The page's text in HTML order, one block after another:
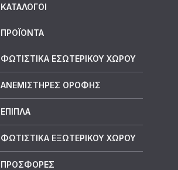
ΚΑΤΆΛΟΓΟΙ
ΠΡΟΪΟΝΤΑ
ΦΩΤΙΣΤΙΚΑ ΕΣΩΤΕΡΙΚΟΥ ΧΩΡΟΥ
ΑΝΕΜΙΣΤΗΡΕΣ ΟΡΟΦΗΣ
ΕΠΙΠΛΑ
ΦΩΤΙΣΤΙΚΑ ΕΞΩΤΕΡΙΚΟΥ ΧΩΡΟΥ
ΠΡΟΣΦΟΡΕΣ